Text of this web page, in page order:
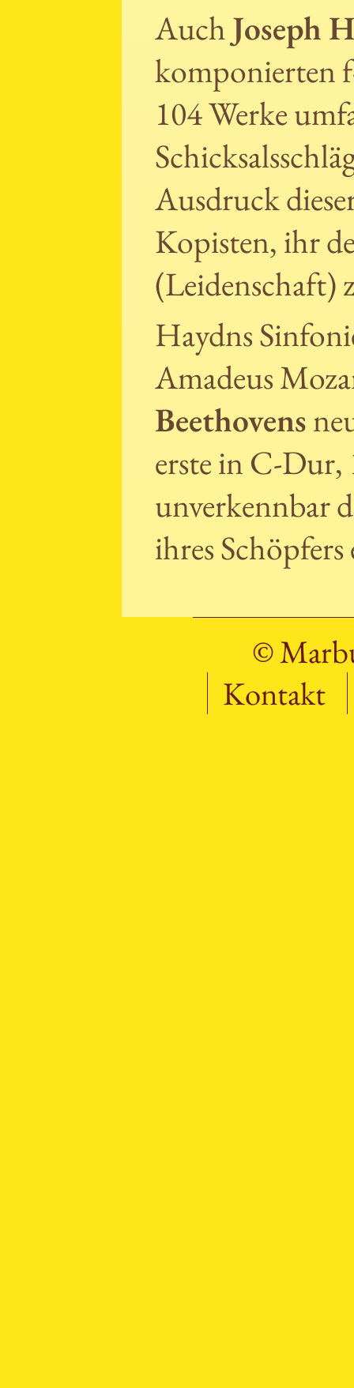
AuchJoseph
komponierten
104 Werke
Ausdruck
Kopisten, ihr
(Leidenschaft)
Haydns
Amadeus
Beethovens
erste in C-
unverkennbar
ihres
©
Kontakt